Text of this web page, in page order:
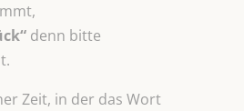
denn bitte
Zeit, in der das Wort